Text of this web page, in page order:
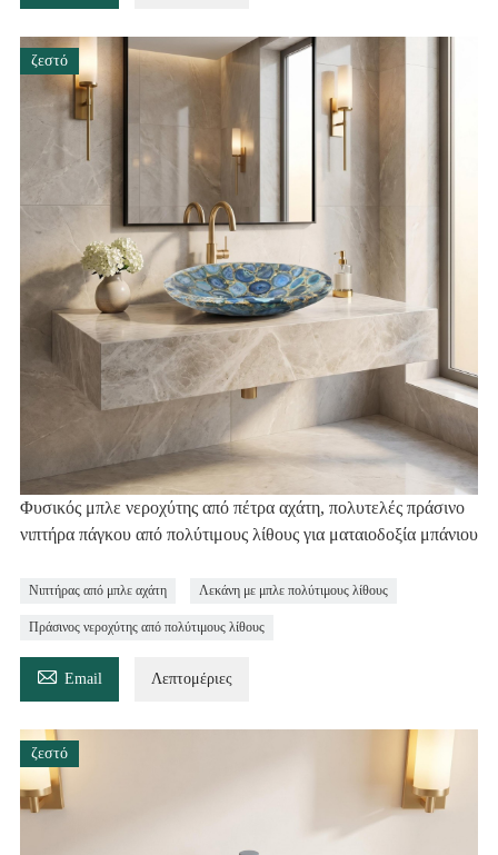
ζεστό
Φυσικός μπλε νεροχύτης από πέτρα αχάτη, πολυτελές πράσινο
νιπτήρα πάγκου από πολύτιμους λίθους για ματαιοδοξία μπάνιου
Νιπτήρας από μπλε αχάτη Λεκάνη με μπλε πολύτιμους λίθους
Πράσινος νεροχύτης από πολύτιμους λίθους
 Email Λεπτομέριες
ζεστό